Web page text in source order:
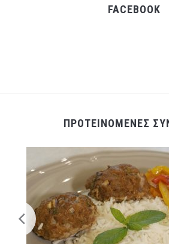
FACEBOOK
ΠΡΟΤΕΙΝΟΜΕΝΕΣ